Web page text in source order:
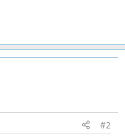
#2